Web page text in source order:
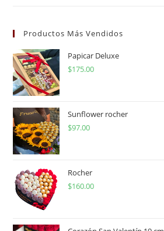
Productos Más Vendidos
Papicar Deluxe
$175.00
Sunflower rocher
$97.00
Rocher
$160.00